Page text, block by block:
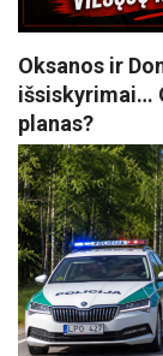
Oksanos ir
išsiskyrimai…
planas?